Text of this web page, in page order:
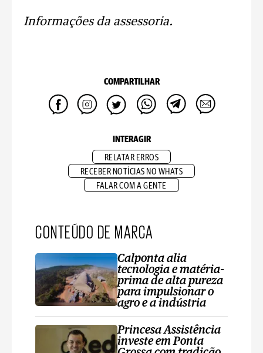
Informações da assessoria.
COMPARTILHAR
INTERAGIR
RELATAR ERROS
RECEBER NOTÍCIAS NO WHATS
FALAR COM A GENTE
CONTEÚDO DE MARCA
Calponta alia
tecnologia e matéria-
prima de alta pureza
para impulsionar o
agro e a indústria
Princesa Assistência
investe em Ponta